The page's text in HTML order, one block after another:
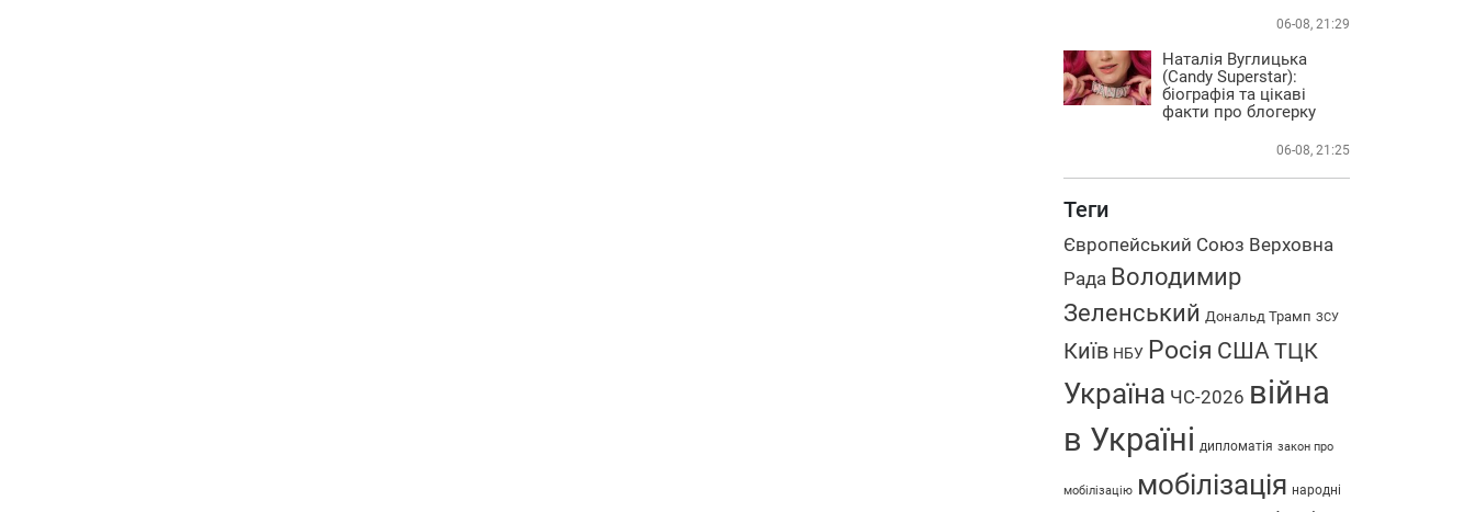
06-08, 21:29
Наталія Вуглицька
(Candy Superstar):
біографія та цікаві
факти про блогерку
06-08, 21:25
Теги
Європейський Союз Верховна
Рада Володимир
Зеленський Дональд Трамп ЗСУ
Київ НБУ Росія США ТЦК
Україна ЧС-2026 війна
в Україні дипломатія закон про
мобілізацію мобілізація народні